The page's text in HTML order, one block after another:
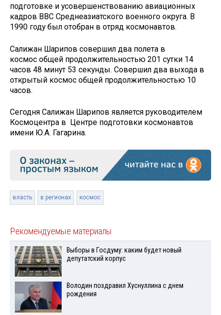
подготовке и усовершенствованию авиационных
кадров ВВС Среднеазиатского военного округа. В
1990 году был отобран в отряд космонавтов.
Салижан Шарипов совершил два полета в
космос общей продолжительностью 201 сутки 14
часов 48 минут 53 секунды. Совершил два выхода в
открытый космос общей продолжительностью 10
часов.
Сегодня Салижан Шарипов является руководителем
Космоцентра в Центре подготовки космонавтов
имени Ю.А. Гагарина.
власть в регионах космос
Рекомендуемые материалы
Выборы в Госдуму: каким будет новый
депутатский корпус
Володин поздравил Хуснуллина с днем
рождения